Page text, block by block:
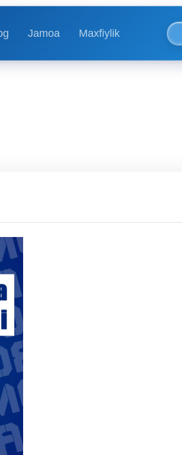
Jamoa Maxfiylik